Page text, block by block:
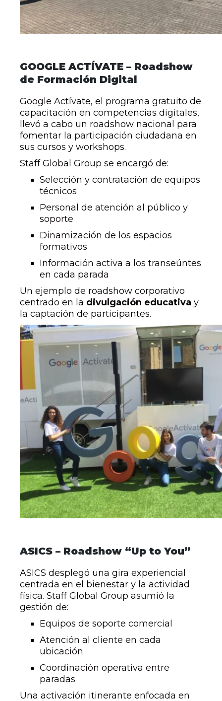
GOOGLE ACTÍVATE – Roadshow
de Formación Digital
Google Actívate, el programa gratuito de
capacitación en competencias digitales,
llevó a cabo un roadshow nacional para
fomentar la participación ciudadana en
sus cursos y workshops.
Staff Global Group se encargó de:
Selección y contratación de equipos
técnicos
Personal de atención al público y
soporte
Dinamización de los espacios
formativos
Información activa a los transeúntes
en cada parada
Un ejemplo de roadshow corporativo
centrado en la divulgación educativa y
la captación de participantes.
ASICS – Roadshow “Up to You”
ASICS desplegó una gira experiencial
centrada en el bienestar y la actividad
física. Staff Global Group asumió la
gestión de:
Equipos de soporte comercial
Atención al cliente en cada
ubicación
Coordinación operativa entre
paradas
Una activación itinerante enfocada en